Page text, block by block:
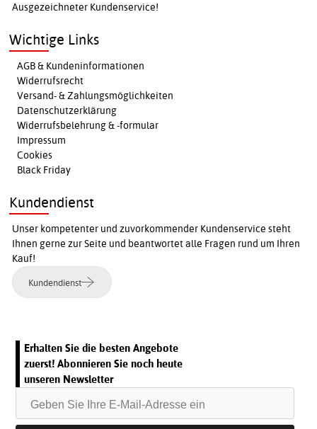
Ausgezeichneter Kundenservice!
Wichtige Links
AGB & Kundeninformationen
Widerrufsrecht
Versand- & Zahlungsmöglichkeiten
Datenschutzerklärung
Widerrufsbelehrung & -formular
Impressum
Cookies
Black Friday
Kundendienst
Unser kompetenter und zuvorkommender Kundenservice steht
Ihnen gerne zur Seite und beantwortet alle Fragen rund um Ihren
Kauf!
Kundendienst
Erhalten Sie die besten Angebote
zuerst! Abonnieren Sie noch heute
unseren Newsletter